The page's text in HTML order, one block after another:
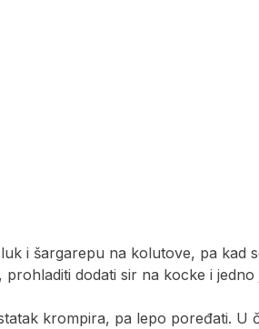
i šargarepu na kolutove, pa kad
dodati sir na kocke i
krompira, pa lepo poređati. U